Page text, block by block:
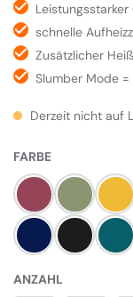
Leistungsstarker
schnelle
Zusätzlicher
Slumber Mode
Derzeit nicht auf
FARBEAUSWÄHLEN
HimbeereOlivine
Dark BluePewter
ANZAHL